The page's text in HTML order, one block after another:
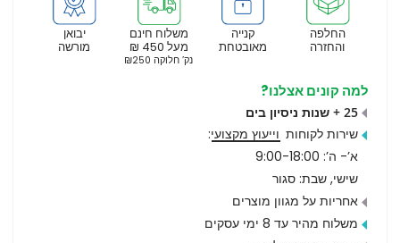
יבואן
מורשה
משלוח חינם
מעל 450 ₪
נק’ חלוקה ₪250
קנייה
מאובטחת
החלפה
והחזרה
למה קונים אצלנו?
25 + שנות ניסיון בים
שירות לקוחות וייעוץ מקצועי:
א’- ה’: 9:00-18:00
שישי, שבת: סגור
אחריות על מגוון מוצרים
משלוח מהיר עד 8 ימי עסקים